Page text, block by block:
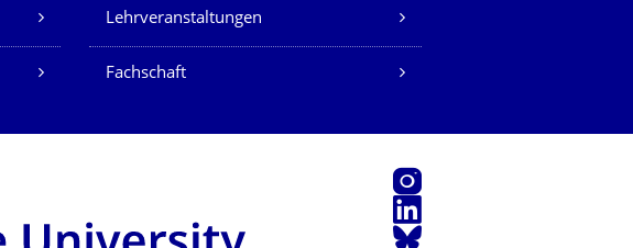
Lehrveranstaltungen
Fachschaft
Instagram
LinkedIn
Bluesky